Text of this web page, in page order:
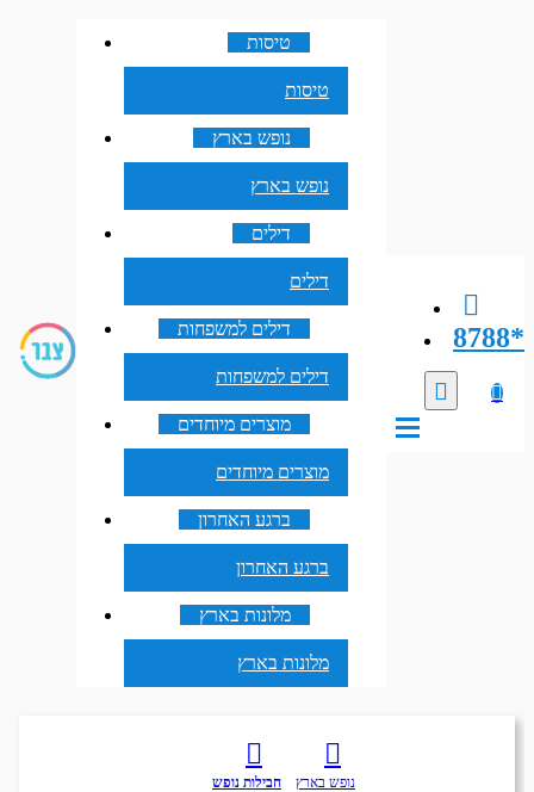
8788*
טיסות
טיסות
נופש בארץ
נופש בארץ
דילים
דילים
דילים למשפחות
דילים למשפחות
מוצרים מיוחדים
מוצרים מיוחדים
ברגע האחרון
ברגע האחרון
מלונות בארץ
מלונות בארץ
חבילות נופש נופש בארץ